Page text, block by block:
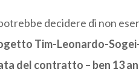
decidere di non
Tim-Leonardo-
del contratto – ben 13